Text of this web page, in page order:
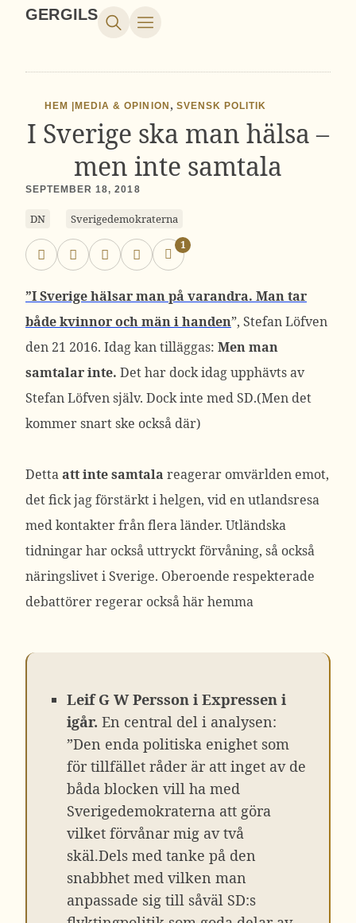
GERGILS
HEM | MEDIA & OPINION , SVENSK POLITIK
I Sverige ska man hälsa –
men inte samtala
SEPTEMBER 18, 2018
DN Sverigedemokraterna
1
”I Sverige hälsar man på varandra. Man tar
både kvinnor och män i handen”, Stefan Löfven
den 21 2016. Idag kan tilläggas: Men man
samtalar inte. Det har dock idag upphävts av
Stefan Löfven själv. Dock inte med SD.(Men det
kommer snart ske också där)
Dettaatt inte samtala reagerar omvärlden emot,
det fick jag förstärkt i helgen, vid en utlandsresa
med kontakter från flera länder. Utländska
tidningar har också uttryckt förvåning, så också
näringslivet i Sverige. Oberoende respekterade
debattörer regerar också här hemma
Leif G W Persson i Expressen i
igår. En central del i analysen:
”Den enda politiska enighet som
för tillfället råder är att inget av de
båda blocken vill ha med
Sverigedemokraterna att göra
vilket förvånar mig av två
skäl.Dels med tanke på den
snabbhet med vilken man
anpassade sig till såväl SD:s